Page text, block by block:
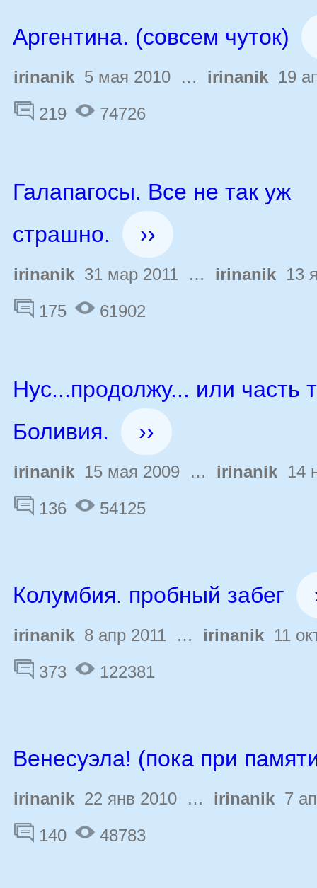
Аргентина. (совсем чуток)
irinanik 5 мая 2010 … irinanik 19
219
74726
Галапагосы. Все не так уж
страшно.
››
irinanik 31 мар 2011 … irinanik 13
175
61902
Нус...продолжу... или часть
Боливия.
››
irinanik 15 мая 2009 … irinanik 14
136
54125
Колумбия. пробный забег
irinanik 8 апр 2011 … irinanik 11
373
122381
Венесуэла! (пока при
irinanik 22 янв 2010 … irinanik 7
140
48783